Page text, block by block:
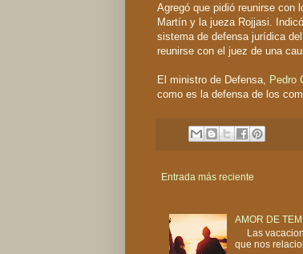
Agregó que pidió reunirse con
Martín y la jueza Rojjasi.
sistema de defensa jurídica
reunirse con el juez de una
El ministro de Defensa, Pedro
como es la defensa de los
Entrada más reciente
AMOR DE
Las
que nos